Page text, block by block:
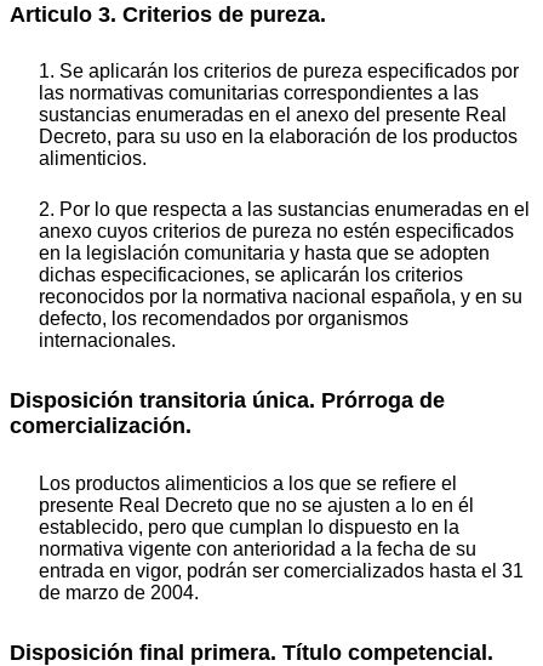
Articulo 3. Criterios de pureza.
1. Se aplicarán los criterios de pureza especificados por
las normativas comunitarias correspondientes a las
sustancias enumeradas en el anexo del presente Real
Decreto, para su uso en la elaboración de los productos
alimenticios.
2. Por lo que respecta a las sustancias enumeradas en el
anexo cuyos criterios de pureza no estén especificados
en la legislación comunitaria y hasta que se adopten
dichas especificaciones, se aplicarán los criterios
reconocidos por la normativa nacional española, y en su
defecto, los recomendados por organismos
internacionales.
Disposición transitoria única. Prórroga de
comercialización.
Los productos alimenticios a los que se refiere el
presente Real Decreto que no se ajusten a lo en él
establecido, pero que cumplan lo dispuesto en la
normativa vigente con anterioridad a la fecha de su
entrada en vigor, podrán ser comercializados hasta el 31
de marzo de 2004.
Disposición final primera. Título competencial.